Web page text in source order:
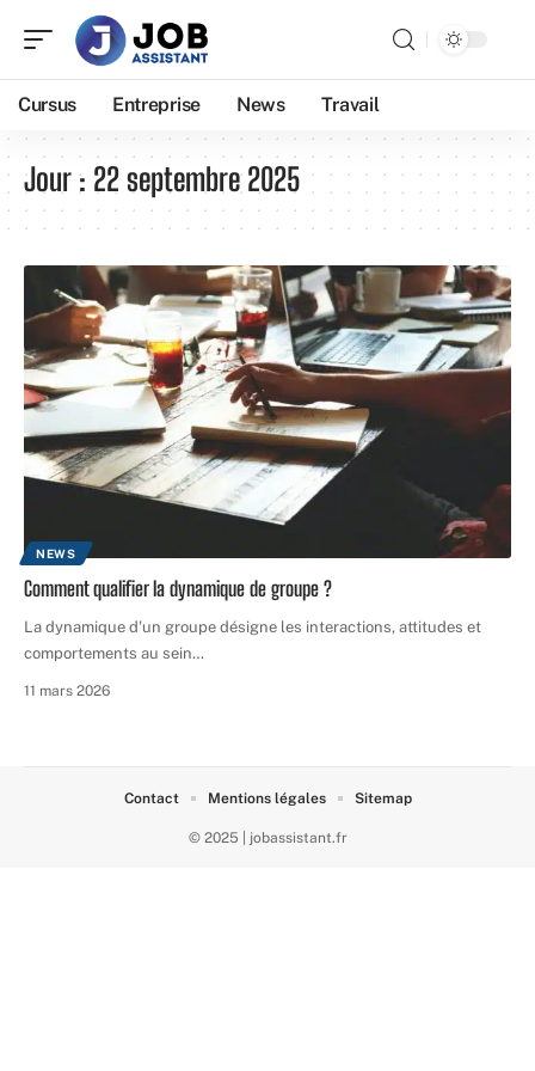
Cursus Entreprise News Travail
Jour : 22 septembre 2025
NEWS
Comment qualifier la dynamique de groupe ?
La dynamique d'un groupe désigne les interactions, attitudes et
comportements au sein…
11 mars 2026
© 2025 | jobassistant.fr
Contact Mentions légales Sitemap